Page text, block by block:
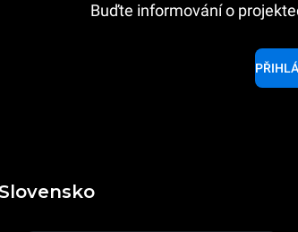
Buďte informování o